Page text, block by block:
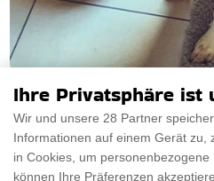
Hunde Baseball Kappe
Sieht Ihr vierbeiniger Freund
In dieser Hunde-Baseballmütze
Ihre Privatsphäre ist
Wir und unsere 28 Partner
Informationen auf einem Gerät zu,
in Cookies, um
können Ihre Präferenzen